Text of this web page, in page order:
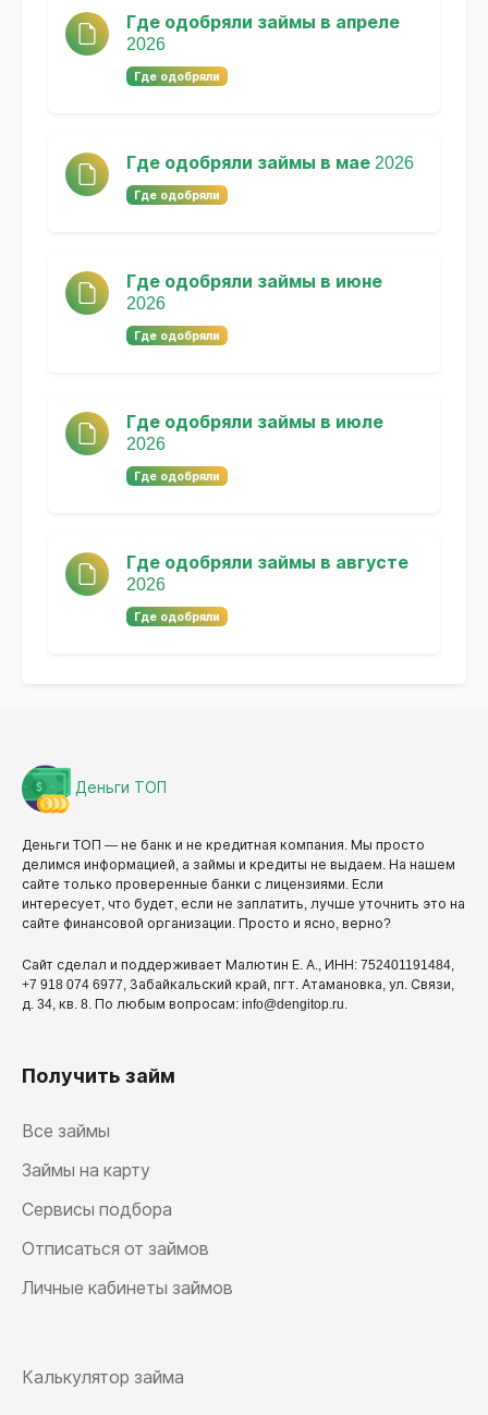
Где одобряли займы в апреле
2026
Где одобряли
Где одобряли займы в мае 2026
Где одобряли
Где одобряли займы в июне
2026
Где одобряли
Где одобряли займы в июле
2026
Где одобряли
Где одобряли займы в августе
2026
Где одобряли
Деньги ТОП
Деньги ТОП — не банк и не кредитная компания. Мы просто
делимся информацией, а займы и кредиты не выдаем. На нашем
сайте только проверенные банки с лицензиями. Если
интересует, что будет, если не заплатить, лучше уточнить это на
сайте финансовой организации. Просто и ясно, верно?
Сайт сделал и поддерживает Малютин Е. А., ИНН: 752401191484,
+7 918 074 6977, Забайкальский край, пгт. Атамановка, ул. Связи,
д. 34, кв. 8. По любым вопросам: info@dengitop.ru.
Получить займ
Все займы
Займы на карту
Сервисы подбора
Отписаться от займов
Личные кабинеты займов
Калькулятор займа